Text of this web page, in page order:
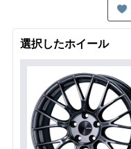
選択したホイール